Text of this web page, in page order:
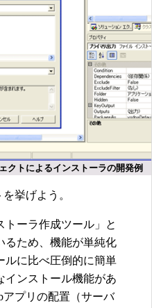
クトによるインストーラの開発例
挙げよう。
トーラ作成ツール」と
るため、機能が単純化
ルに比べ圧倒的に簡単
インストール機能があ
アプリの配置（サーバ